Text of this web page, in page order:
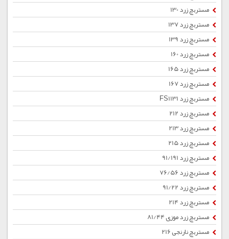
مستربچ زرد 130
مستربچ زرد 137
مستربچ زرد 139
مستربچ زرد 160
مستربچ زرد 165
مستربچ زرد 167
مستربچ زرد FS1131
مستربچ زرد 212
مستربچ زرد 213
مستربچ زرد 215
مستربچ زرد 91/191
مستربچ زرد 76/56
مستربچ زرد 91/22
مستربچ زرد 214
مستربچ زرد موزی 81/44
مستربچ نارنجی 216